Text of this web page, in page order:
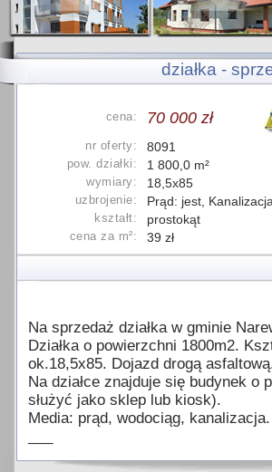
działka -
cena: 70 000 zł
nr oferty: 8091
pow. działki: 1 800,0 m²
wymiary: 18,5x85
uzbrojenie: Prąd: jest,
kształt: prostokąt
cena za m²: 39 zł
Na sprzedaż działka w gminie
Działka o powierzchni 1800m2.
ok.18,5x85. Dojazd drogą
Na działce znajduje się budynek o
służyć jako sklep lub kiosk).
Media: prąd, wodociąg, kanalizacja.